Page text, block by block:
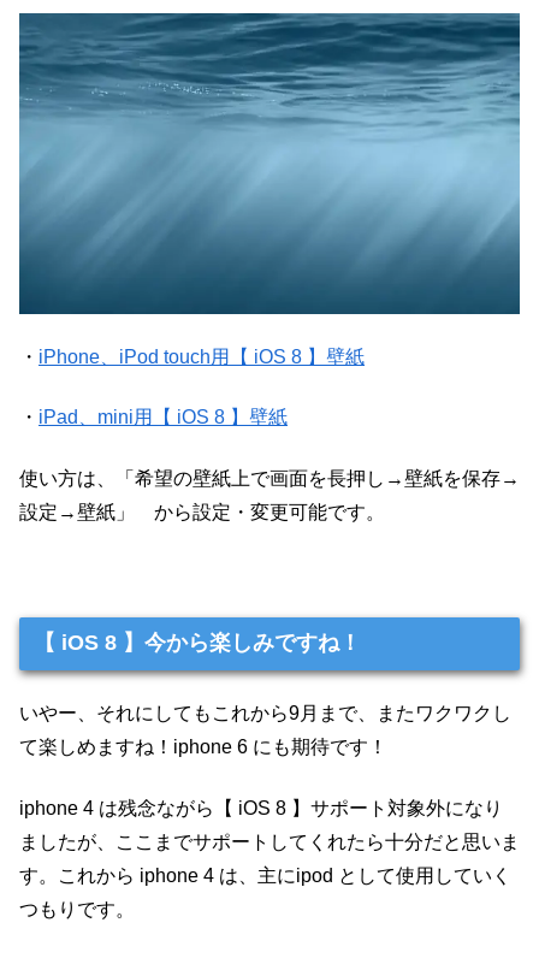
・ iPhone、iPod touch用【 iOS 8 】壁紙
・ iPad、mini用【 iOS 8 】壁紙
使い方は、「希望の壁紙上で画面を長押し→壁紙を保存→
設定→壁紙」 から設定・変更可能です。
【 iOS 8 】今から楽しみですね！
いやー、それにしてもこれから9月まで、またワクワクし
て楽しめますね！iphone 6 にも期待です！
iphone 4 は残念ながら【 iOS 8 】サポート対象外になり
ましたが、ここまでサポートしてくれたら十分だと思いま
す。これから iphone 4 は、主にipod として使用していく
つもりです。